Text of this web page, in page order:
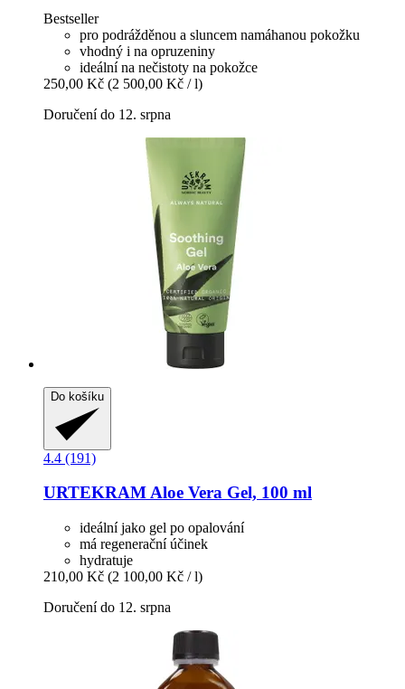
Bestseller
pro podrážděnou a sluncem namáhanou pokožku
vhodný i na opruzeniny
ideální na nečistoty na pokožce
250,00 Kč (2 500,00 Kč / l)
Doručení do 12. srpna
Do košíku
4.4 (191)
URTEKRAMAloe Vera Gel, 100 ml
ideální jako gel po opalování
má regenerační účinek
hydratuje
210,00 Kč (2 100,00 Kč / l)
Doručení do 12. srpna